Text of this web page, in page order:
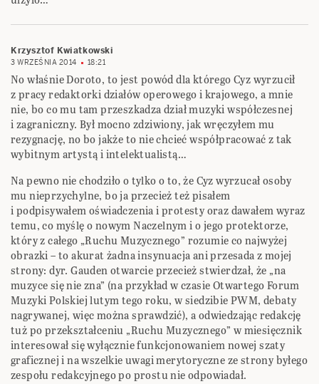
Krzysztof Kwiatkowski
3 WRZEŚNIA 2014 18:21
No właśnie Doroto, to jest powód dla którego Cyz wyrzucił
z pracy redaktorki działów operowego i krajowego, a mnie
nie, bo co mu tam przeszkadza dział muzyki współczesnej
i zagraniczny. Był mocno zdziwiony, jak wręczyłem mu
rezygnację, no bo jakże to nie chcieć współpracować z tak
wybitnym artystą i intelektualistą…
Na pewno nie chodziło o tylko o to, że Cyz wyrzucał osoby
mu nieprzychylne, bo ja przecież też pisałem
i podpisywałem oświadczenia i protesty oraz dawałem wyraz
temu, co myślę o nowym Naczelnym i o jego protektorze,
który z całego „Ruchu Muzycznego” rozumie co najwyżej
obrazki – to akurat żadna insynuacja ani przesada z mojej
strony: dyr. Gauden otwarcie przecież stwierdzał, że „na
muzyce się nie zna” (na przykład w czasie Otwartego Forum
Muzyki Polskiej lutym tego roku, w siedzibie PWM, debaty
nagrywanej, więc można sprawdzić), a odwiedzając redakcję
tuż po przekształceniu „Ruchu Muzycznego” w miesięcznik
interesował się wyłącznie funkcjonowaniem nowej szaty
graficznej i na wszelkie uwagi merytoryczne ze strony byłego
zespołu redakcyjnego po prostu nie odpowiadał.